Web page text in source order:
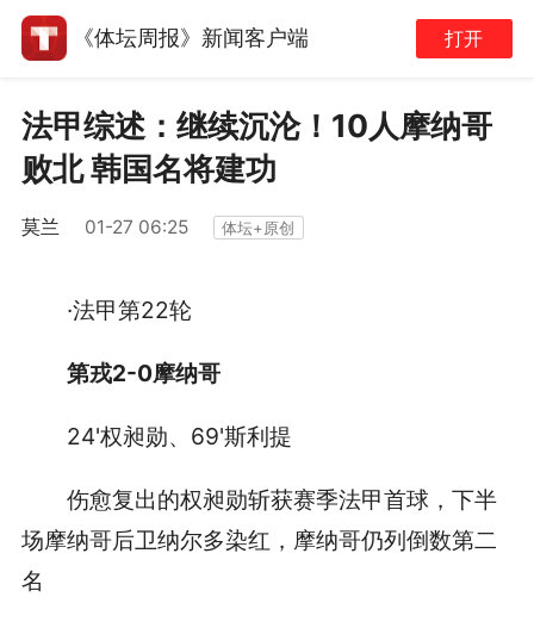
《体坛周报》新闻客户端 打开
法甲综述：继续沉沦！10人摩纳哥
败北 韩国名将建功
莫兰 01-27 06:25 体坛+原创
·法甲第22轮
第戎2-0摩纳哥
24'权昶勋、69'斯利提
伤愈复出的权昶勋斩获赛季法甲首球，下半
场摩纳哥后卫纳尔多染红，摩纳哥仍列倒数第二
名